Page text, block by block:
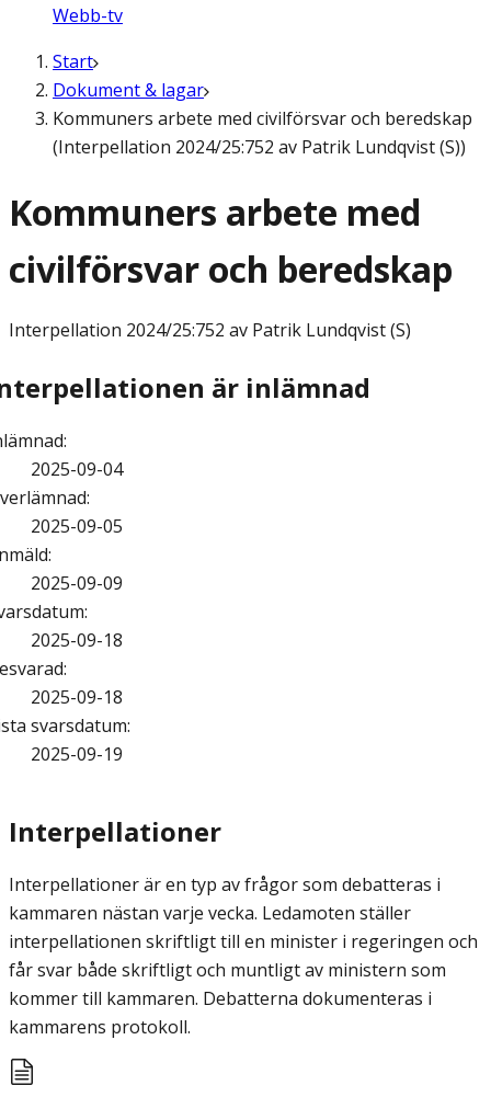
Webb-tv
Start
Dokument & lagar
Kommuners arbete med civilförsvar och beredskap
(Interpellation 2024/25:752 av Patrik Lundqvist (S))
Kommuners arbete med
civilförsvar och beredskap
Interpellation 2024/25:752 av Patrik Lundqvist (S)
är inlämnad
:
2025-09-04
:
2025-09-05
:
2025-09-09
:
2025-09-18
:
2025-09-18
svarsdatum:
2025-09-19
Interpellationer
Interpellationer är en typ av frågor som debatteras i
kammaren nästan varje vecka. Ledamoten ställer
interpellationen skriftligt till en minister i regeringen och
får svar både skriftligt och muntligt av ministern som
kommer till kammaren. Debatterna dokumenteras i
kammarens protokoll.